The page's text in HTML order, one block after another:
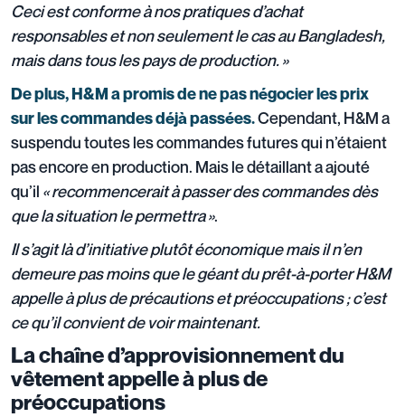
Ceci est conforme à nos pratiques d’achat
responsables et non seulement le cas au Bangladesh,
mais dans tous les pays de production. »
De plus,H&Ma promis de ne pas négocier les prix
sur les commandes déjà passées.Cependant, H&M a
suspendu toutes les commandes futures qui n’étaient
pas encore en production. Mais le détaillant a ajouté
qu’il « recommencerait à passer des commandes dès
que la situation le permettra ».
Il s’agit là d’initiative plutôt économique mais il n’en
demeure pas moins que le géant du prêt-à-porter H&M
appelle à plus de précautions et préoccupations ; c’est
ce qu’il convient de voir maintenant.
La chaîne d’approvisionnement du
vêtement appelle à plus de
préoccupations